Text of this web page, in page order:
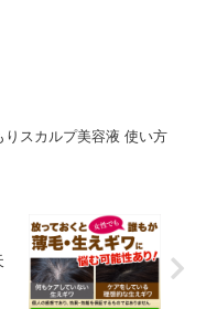
りスカルプ美容液 使い方